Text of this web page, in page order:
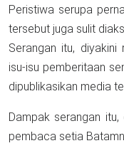
Peristiwa serupa
tersebut juga sulit
Serangan itu,
isu-isu pemberitaan
dipublikasikan media
Dampak serangan
pembaca setia